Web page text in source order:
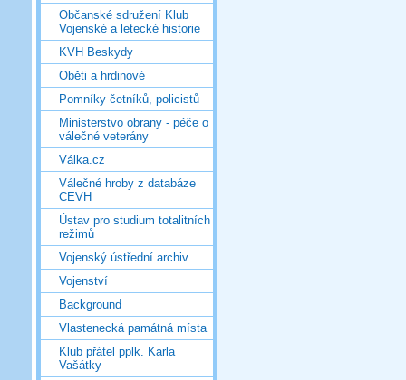
Občanské sdružení Klub
Vojenské a letecké historie
KVH Beskydy
Oběti a hrdinové
Pomníky četníků, policistů
Ministerstvo obrany - péče o
válečné veterány
Válka.cz
Válečné hroby z databáze
CEVH
Ústav pro studium totalitních
režimů
Vojenský ústřední archiv
Vojenství
Background
Vlastenecká památná místa
Klub přátel pplk. Karla
Vašátky